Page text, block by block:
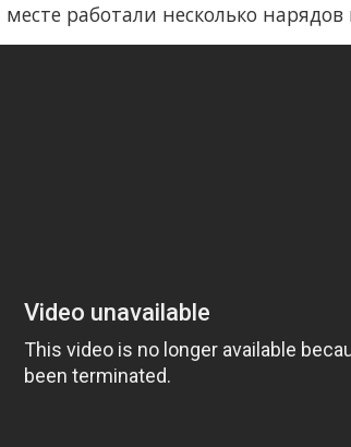
работали несколько